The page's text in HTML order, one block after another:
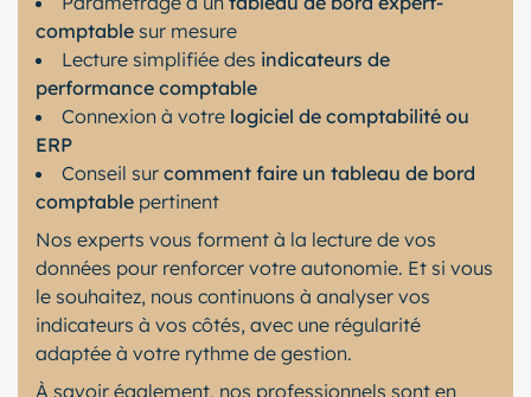
comptable sur mesure
Lecture simplifiée des indicateurs de
performance comptable
Connexion à votre logiciel de comptabilité ou
ERP
Conseil sur comment faire un tableau de bord
comptable pertinent
Nos experts vous forment à la lecture de vos
données pour renforcer votre autonomie. Et si vous
le souhaitez, nous continuons à analyser vos
indicateurs à vos côtés, avec une régularité
adaptée à votre rythme de gestion.
À savoir également, nos professionnels sont en